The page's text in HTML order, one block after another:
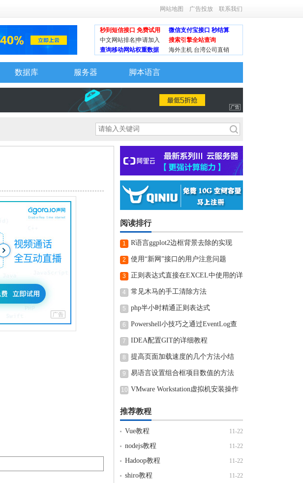
网站地图 广告投放 联系我们
秒到短信接口 免费试用
微信支付宝接口 秒结算
中文网站排名|申请加入
搜索引擎全站查询
查询移动网站权重数据
海外主机 台湾公司直销
数据库 服务器 脚本语言
阅读排行
1 R语言ggplot2边框背景去除的实现
2 使用“新网”接口的用户注意问题
3
正则表达式直接在EXCEL中使用的详
细步骤
4 常见木马的手工清除方法
5 php半小时精通正则表达式
6
Powershell小技巧之通过EventLog查
看近期电脑开机和关机时间
7 IDEA配置GIT的详细教程
8 提高页面加载速度的几个方法小结
9 易语言设置组合框项目数值的方法
10 VMware Workstation虚拟机安装操作
推荐教程
11-22
Vue教程
11-22
nodejs教程
11-22
Hadoop教程
11-22
shiro教程